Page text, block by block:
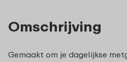
Omschrijving
Gemaakt om je dagelijkse